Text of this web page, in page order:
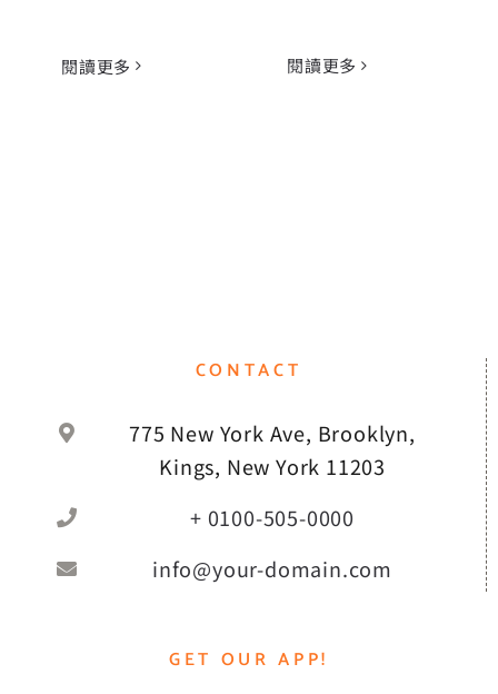
閱讀更多 閱讀更多
CONTACT
775 New York Ave, Brooklyn,
Kings, New York 11203
+ 0100-505-0000
info@your-domain.com
GET OUR APP!